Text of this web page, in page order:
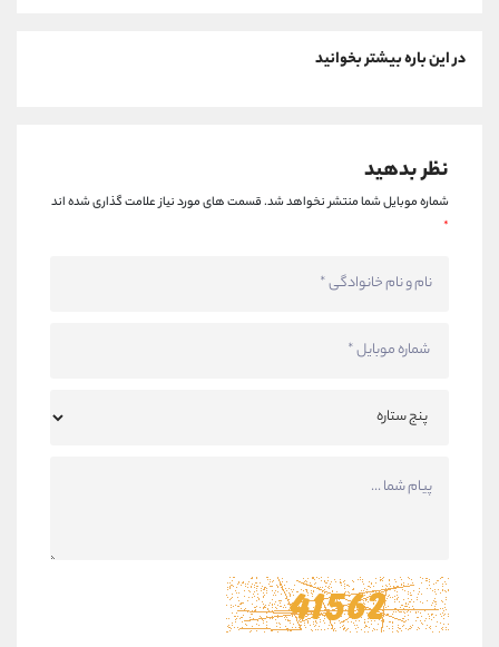
در این باره بیشتر بخوانید
نظر بدهید
شماره موبایل شما منتشر نخواهد شد.قسمت های مورد نیاز علامت گذاری شده اند
*